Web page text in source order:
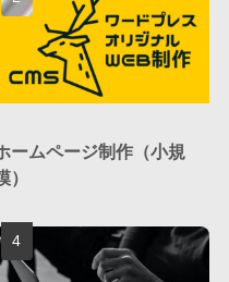
ームページ制作（小規
）